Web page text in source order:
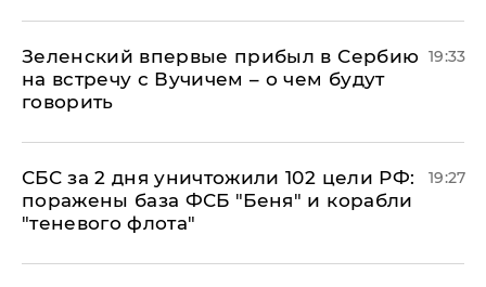
Зеленский впервые прибыл в Сербию
на встречу с Вучичем – о чем будут
говорить
19:33
СБС за 2 дня уничтожили 102 цели РФ:
поражены база ФСБ "Беня" и корабли
"теневого флота"
19:27